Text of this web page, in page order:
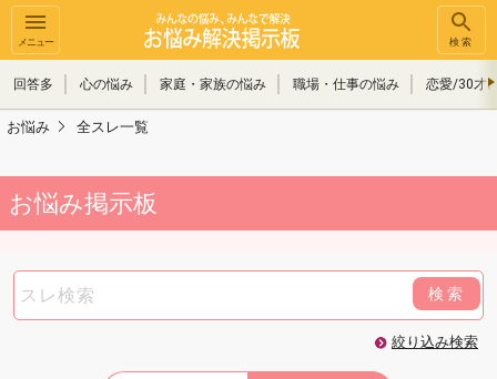
メニュー 検索
回答多 心の悩み 家庭・家族の悩み 職場・仕事の悩み 恋愛/30才
お悩み 全スレ一覧
お悩み掲示板
検索
絞り込み検索